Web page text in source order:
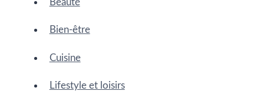
Bien-être
Cuisine
Lifestyle et loisirs